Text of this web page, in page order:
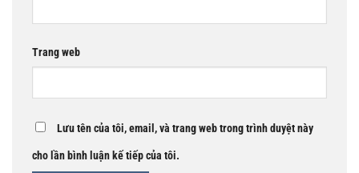
Trang web
Lưu tên của tôi, email, và trang web trong trình duyệt này
cho lần bình luận kế tiếp của tôi.